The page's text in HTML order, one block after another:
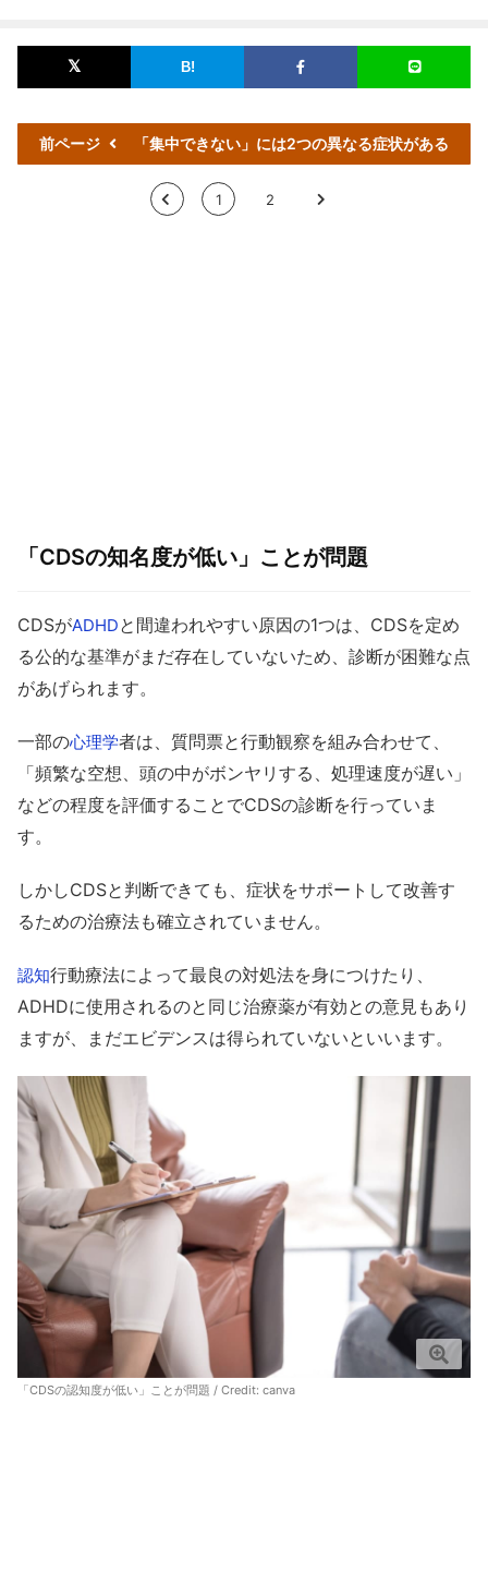
前ページ 「集中できない」には2つの異なる症状がある
< 1 2 >
「CDSの知名度が低い」ことが問題
CDSがADHDと間違われやすい原因の1つは、CDSを定め
る公的な基準がまだ存在していないため、診断が困難な点
があげられます。
一部の心理学者は、質問票と行動観察を組み合わせて、
「頻繁な空想、頭の中がボンヤリする、処理速度が遅い」
などの程度を評価することでCDSの診断を行っていま
す。
しかしCDSと判断できても、症状をサポートして改善す
るための治療法も確立されていません。
認知行動療法によって最良の対処法を身につけたり、
ADHDに使用されるのと同じ治療薬が有効との意見もあり
ますが、まだエビデンスは得られていないといいます。
「CDSの認知度が低い」ことが問題 / Credit: canva